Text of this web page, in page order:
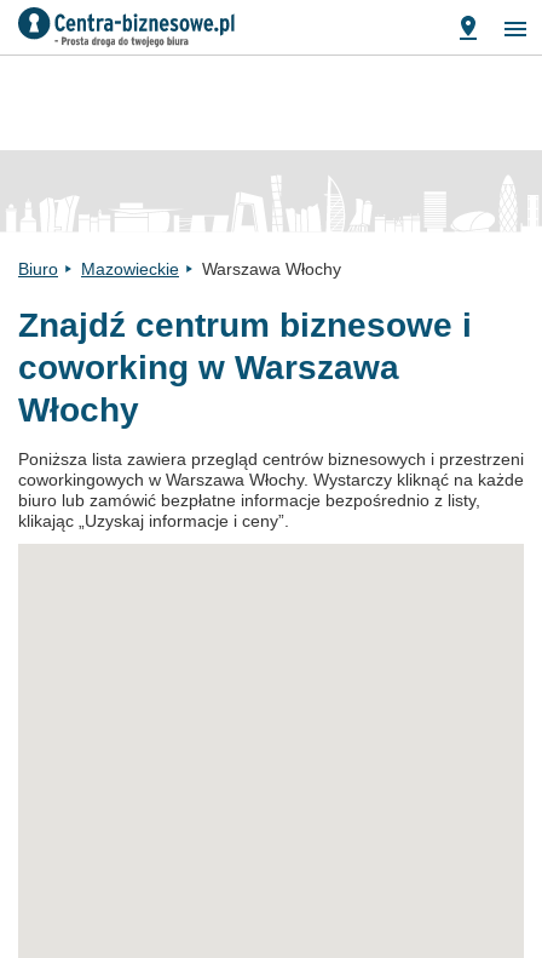
Biuro Mazowieckie Warszawa Włochy
Znajdź centrum biznesowe i
coworking w Warszawa
Włochy
Poniższa lista zawiera przegląd centrów biznesowych i przestrzeni
coworkingowych w Warszawa Włochy. Wystarczy kliknąć na każde
biuro lub zamówić bezpłatne informacje bezpośrednio z listy,
klikając „Uzyskaj informacje i ceny”.